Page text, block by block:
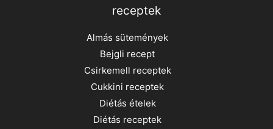
receptek
Almás sütemények
Bejgli recept
Csirkemell receptek
Cukkini receptek
Diétás ételek
Diétás receptek